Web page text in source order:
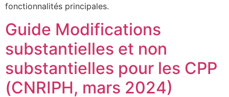
fonctionnalités principales.
Guide Modifications
substantielles et non
substantielles pour les CPP
(CNRIPH, mars 2024)